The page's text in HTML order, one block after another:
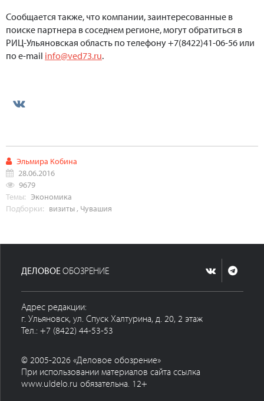
Сообщается также, что компании, заинтересованные в
поиске партнера в соседнем регионе, могут обратиться в
РИЦ-Ульяновская область по телефону +7(8422)41-06-56 или
по e-mail info@ved73.ru.
Эльмира Кобина
28.06.2016
9679
Темы: Экономика
Подборки: визиты , Чувашия
ДЕЛОВОЕ ОБОЗРЕНИЕ
Адрес редакции:
г. Ульяновск, ул. Спуск Халтурина, д. 20, 2 этаж
Тел.: +7 (8422) 44-53-53
© 2005-2026 «Деловое обозрение»
При использовании материалов сайта ссылка
www.uldelo.ru обязательна. 12+